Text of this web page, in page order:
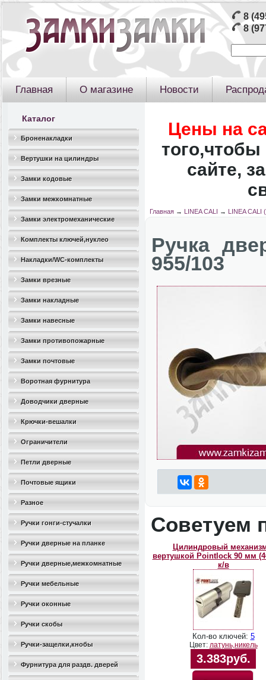
8
8
Главная О магазине Новости
Каталог
Броненакладки
Вертушки на цилиндры
Замки кодовые
Замки межкомнатные
Замки электромеханические
Комплекты ключей,нуклео
Накладки/WC-комплекты
Замки врезные
Замки накладные
Замки навесные
Замки противопожарные
Замки почтовые
Воротная фурнитура
Доводчики дверные
Крючки-вешалки
Ограничители
дверные(стопоры)
Петли дверные
Почтовые ящики
Разное
Ручки гонги-стучалки
Ручки дверные на планке
Ручки дверные,межкомнатные
Ручки мебельные
Ручки оконные
Ручки скобы
Ручки-защелки,кнобы
Фурнитура для раздв. дверей
Цены на
того,чтобы
сайте,
Главная→ LINEA CALI → LINEA CALI
Ручка
955/103
Советуем
Цилиндровый
вертушкой Pointlock 90 мм
к/в
Кол-во ключей: 5
Цвет: латунь,никель
3.383руб.